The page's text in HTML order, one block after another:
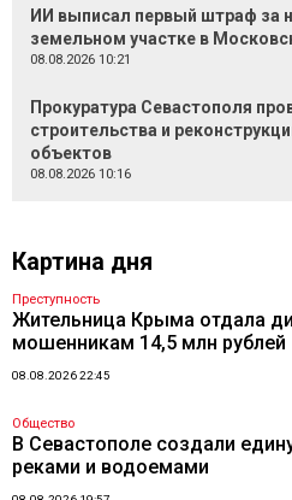
ИИ выписал первый штраф за
земельном участке в
08.08.2026 10:21
Прокуратура Севастополя
строительства и
объектов
08.08.2026 10:16
Картина дня
Преступность
Жительница Крыма отдала
мошенникам 14,5 млн рублей
08.08.2026 22:45
Общество
В Севастополе создали
реками и водоемами